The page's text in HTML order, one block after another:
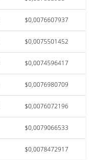
$0,0076607937
$0,0075501452
$0,0074596417
$0,0076980709
$0,0076072196
$0,0079066533
$0,0078472917